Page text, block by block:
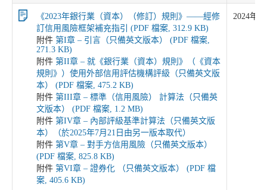
《2023年銀行業（資本）（修訂）規則》——經修
訂信用風險框架補充指引 (PDF 檔案, 312.9 KB)
附件 第I章 – 引言（只備英文版本） (PDF 檔案,
271.3 KB)
附件 第II章 – 就《銀行業（資本）規則》（《資本
規則》）使用外部信用評估機構評級（只備英文版
本） (PDF 檔案, 475.2 KB)
附件 第III章 – 標準（信用風險） 計算法（只備英
文版本） (PDF 檔案, 1.2 MB)
附件 第IV章 – 內部評級基準計算法（只備英文版
本）（於2025年7月21日由另一版本取代）
附件 第V章 – 對手方信用風險（只備英文版本）
(PDF 檔案, 825.8 KB)
附件 第VI章 – 證券化 （只備英文版本） (PDF 檔
案, 405.6 KB)
2024年